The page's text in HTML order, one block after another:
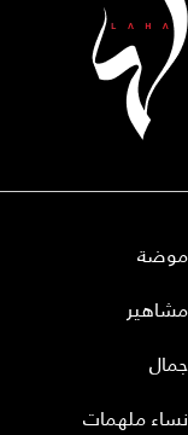
موضة
مشاهير
جمال
نساء ملهمات